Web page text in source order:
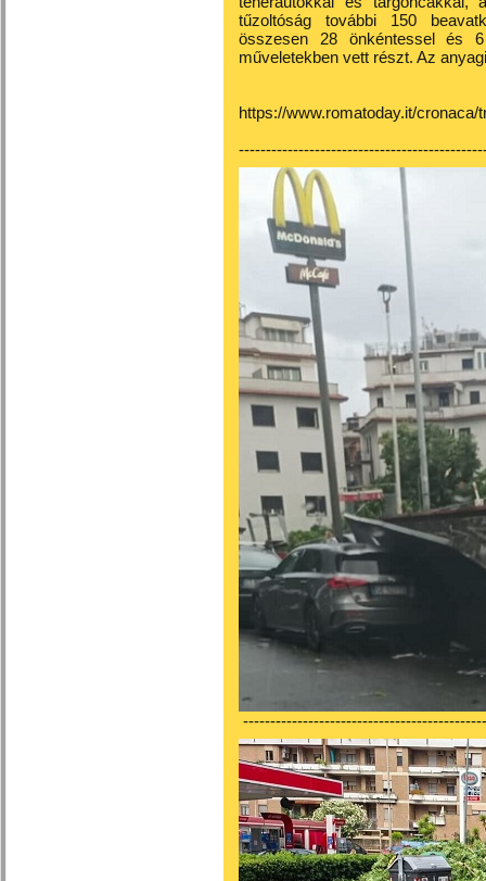
tűzoltóság további 150
összesen 28 önkéntessel és
műveletekben vett részt. Az
https://www.romatoday.it/